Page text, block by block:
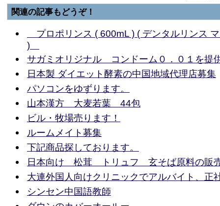
関連の記事もどうぞ！
プロポリンス ( 600mL ) ( デンタルリンス
)
サガミオリジナル コンドーム０．０１を提
日本製 ダイエット酵素の中国地域代理店募集
パソコンをゆずります。
山本漢方 大麦若葉 44包
ビル・牧場売ります！
ルームメイト募集
下記商品探しております。
日本向け 松茸 トリュフ 玄そば原料の販
大連外国人向けクリニックでアルバイト、正
シンセン中国語教師